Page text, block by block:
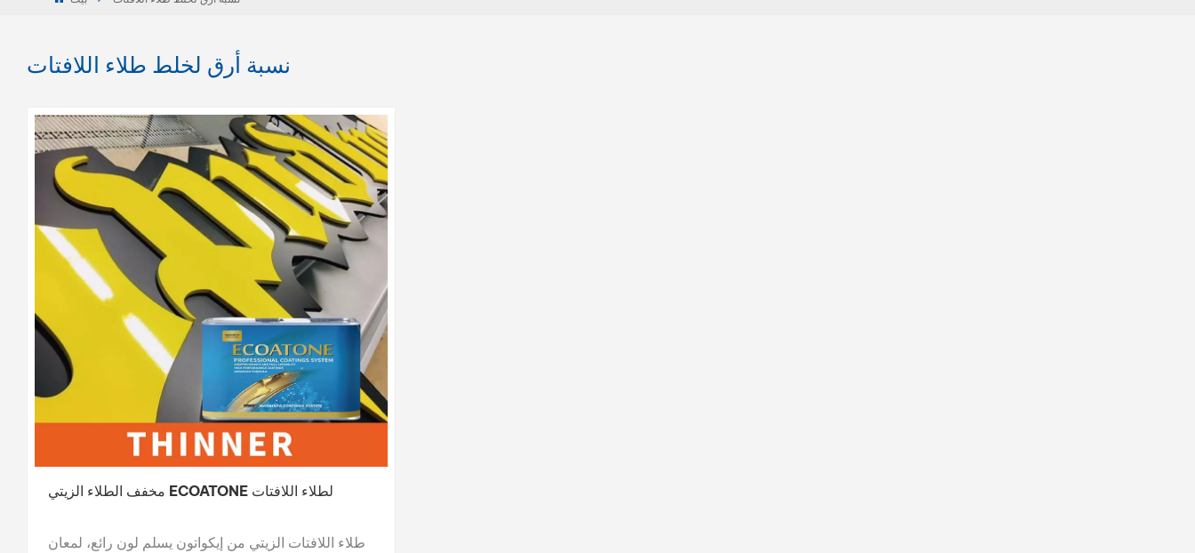
نسبة أرق لخلط طلاء اللافتات
مخفف الطلاء الزيتي ECOATONE لطلاء اللافتات
طلاء اللافتات الزيتي من إيكواتون يسلم لون رائع، لمعان